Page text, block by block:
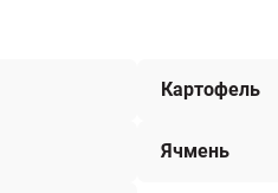
Картофель
Ячмень